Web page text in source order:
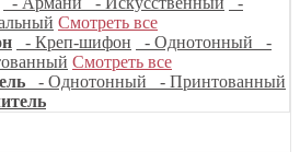
Смотреть все
- Креп-шифон - Однотонный
-
Смотреть все
- Однотонный
- Принтованный